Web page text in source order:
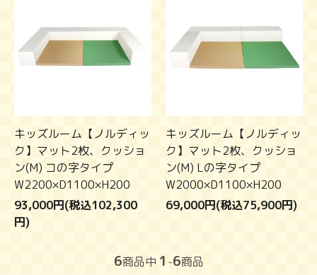
キッズルーム【ノルディッ
ク】マット2枚、クッショ
ン(M) コの字タイプ
W2200×D1100×H200
93,000円(税込102,300
円)
キッズルーム【ノルディッ
ク】マット2枚、クッショ
ン(M) Lの字タイプ
W2000×D1100×H200
69,000円(税込75,900円)
6商品中 1 -6商品